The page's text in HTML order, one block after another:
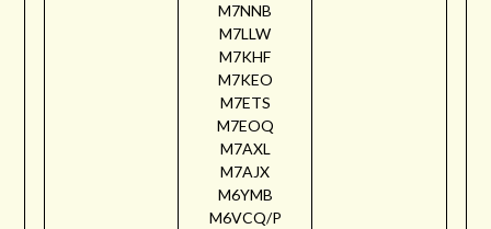
M7NNB
M7LLW
M7KHF
M7KEO
M7ETS
M7EOQ
M7AXL
M7AJX
M6YMB
M6VCQ/P